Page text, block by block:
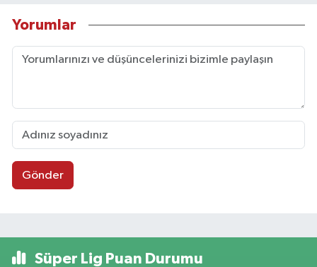
Yorumlar
Gönder
Süper Lig Puan Durumu